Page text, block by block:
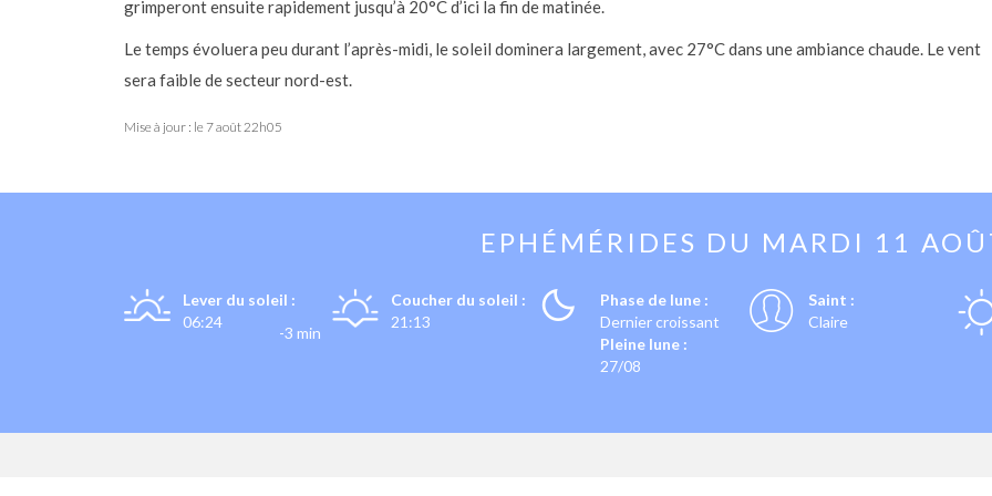
grimperont ensuite rapidement jusqu’à 20°C d’ici la fin de matinée.
Le temps évoluera peu durant l’après-midi, le soleil dominera largement, avec 27°C dans une ambiance chaude. Le vent
sera faible de secteur nord-est.
Mise à jour : le 7 août 22h05
EPHÉMÉRIDES DU MARDI 11
Lever du soleil :
06:24
-3 min
Coucher du soleil :
21:13
Phase de lune :
Dernier croissant
Pleine lune :
27/08
Saint :
Claire